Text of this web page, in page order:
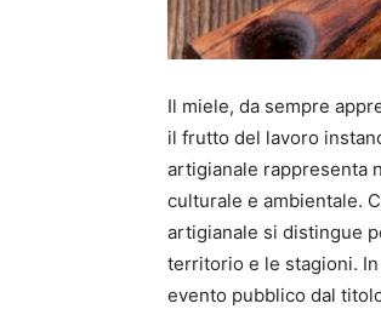
Il miele, da sempre
il frutto del lavoro
artigianale rappresenta
culturale e ambientale.
artigianale si distingue
territorio e le stagioni.
evento pubblico dal